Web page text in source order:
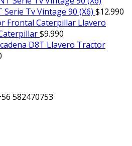
Tv Vintage 90 (X6) $12.990
Llavero
$9.990
Llavero Tractor
582470753